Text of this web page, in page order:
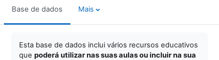
Base de dados Mais
Esta base de dados inclui vários recursos educativos
que poderá utilizar nas suas aulas ou incluir na sua